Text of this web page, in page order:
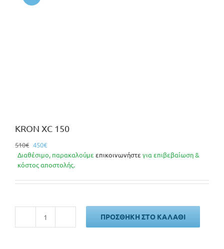
KRON XC 150
510€ Original
price
was:
450€Η
τρέχουσα
τιμή
450€.
Διαθέσιμο, παρακαλούμε επικοινωνήστε για επιβεβαίωση &
κόστος αποστολής.
KRON
ΠΡΟΣΘΉΚΗ ΣΤΟ ΚΑΛΆΘΙ